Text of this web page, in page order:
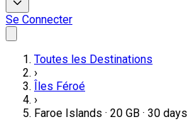
Se Connecter
Toutes les Destinations
›
Îles Féroé
›
Faroe Islands · 20 GB · 30 days